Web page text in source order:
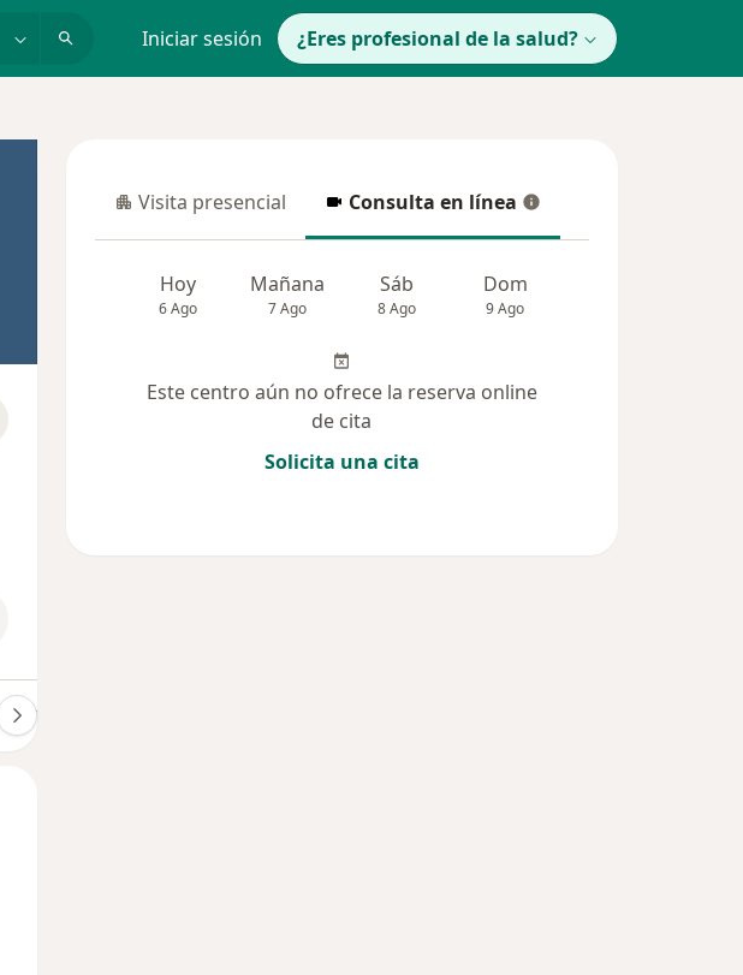
Iniciar sesión ¿Eres profesional de la salud?
(67)
Visita presencial
Visita presencial Consulta en línea
Consulta en línea
Hoy
6 Ago
Mañana
7 Ago
Sáb
8 Ago
Dom
9 Ago
Este centro aún no ofrece la reserva online
de cita
Solicita una cita